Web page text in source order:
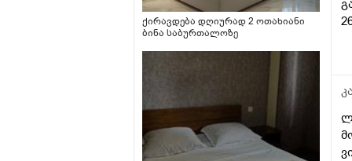
ქირავდება დღიურად 2 ოთახიანი
ბინა საბურთალოზე